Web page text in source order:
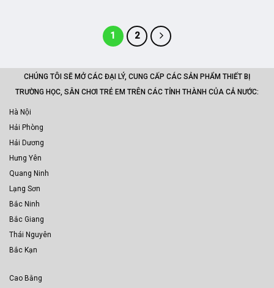
1 2
CHÚNG TÔI SẼ MỞ CÁC ĐẠI LÝ, CUNG CẤP CÁC SẢN PHẨM THIẾT BỊ
TRƯỜNG HỌC, SÂN CHƠI TRẺ EM TRÊN CÁC TỈNH THÀNH CỦA CẢ NƯỚC:
Hà Nội
Hải Phòng
Hải Dương
Hưng Yên
Quang Ninh
Lạng Sơn
Bắc Ninh
Bắc Giang
Thái Nguyên
Bắc Kạn
Cao Bằng